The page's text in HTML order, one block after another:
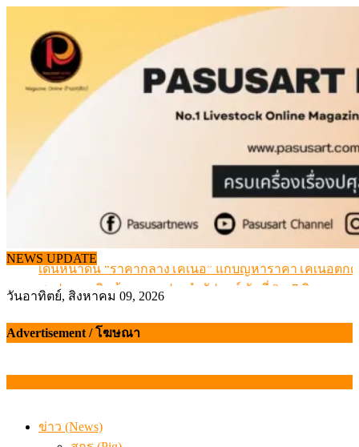
content
NEWS UPDATE
เดินหน้าดัน “ราคากลางโคเนื้อ” แก้ปัญหาราคาโคเนื้อตก
สรุปภาวะ สินค้าเกษตรประจำสัปดาห์ วันที่ 3 – 7 สิงหาคม
สุดอั้น! ไข่ไก่หน้าฟาร์มปรับขึ้นอีก 6 บาท/แผง เริ่ม 7 ส.ค.69
สรุปภาวะ สินค้าเกษตรประจำสัปดาห์ วันที่ 3 – 7 สิงหาคม
วันอาทิตย์, สิงหาคม 09, 2026
Advertisement / โฆษณา
ข่าว (News)